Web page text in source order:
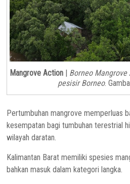
Mangrove Action | Borneo
pesisir Borneo.
Pertumbuhan mangrove memperluas
kesempatan bagi tumbuhan terestrial
wilayah daratan.
Kalimantan Barat memiliki spesies
bahkan masuk dalam kategori langka.